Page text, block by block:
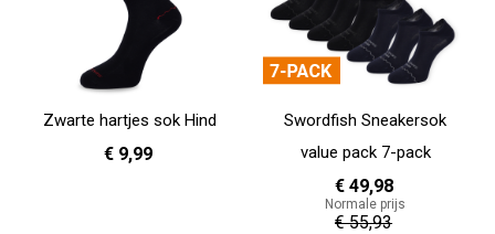
Zwarte hartjes sok Hind
€ 9,99
Swordfish Sneakersok
value pack 7-pack
€ 49,98
Normale prijs
€ 55,93